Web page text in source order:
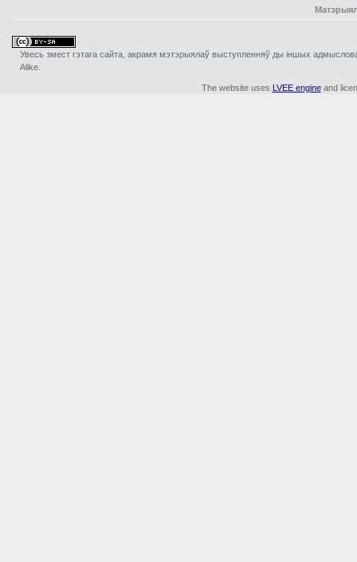
Увесь змест гэтага сайта, акрамя мэтэрыялаў выступленняў ды iншых
Alike.
The website uses LVEE engineand